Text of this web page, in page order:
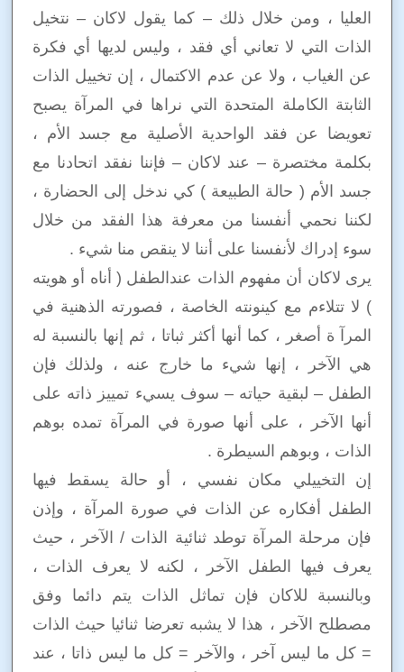
العليا ، ومن خلال ذلك – كما يقول لاكان – نتخيل
الذات التي لا تعاني أي فقد ، وليس لديها أي فكرة
عن الغياب ، ولا عن عدم الاكتمال ، إن تخييل الذات
الثابتة الكاملة المتحدة التي نراها في المرآة يصبح
تعويضا عن فقد الواحدية الأصلية مع جسد الأم ،
بكلمة مختصرة – عند لاكان – فإننا نفقد اتحادنا مع
جسد الأم ( حالة الطبيعة ) كي ندخل إلى الحضارة ،
لكننا نحمي أنفسنا من معرفة هذا الفقد من خلال
سوء إدراك لأنفسنا على أننا لا ينقص منا شيء .
يرى لاكان أن مفهوم الذات عندالطفل ( أناه أو هويته
) لا تتلاءم مع كينونته الخاصة ، فصورته الذهنية في
المرآ ة أصغر ، كما أنها أكثر ثباتا ، ثم إنها بالنسبة له
هي الآخر ، إنها شيء ما خارج عنه ، ولذلك فإن
الطفل – لبقية حياته – سوف يسيء تمييز ذاته على
أنها الآخر ، على أنها صورة في المرآة تمده بوهم
الذات ، وبوهم السيطرة .
إن التخييلي مكان نفسي ، أو حالة يسقط فيها
الطفل أفكاره عن الذات في صورة المرآة ، وإذن
فإن مرحلة المرآة توطد ثنائية الذات / الآخر ، حيث
يعرف فيها الطفل الآخر ، لكنه لا يعرف الذات ،
وبالنسبة للاكان فإن تماثل الذات يتم دائما وفق
مصطلح الآخر ، هذا لا يشبه تعرضا ثنائيا حيث الذات
= كل ما ليس آخر ، والآخر = كل ما ليس ذاتا ، عند